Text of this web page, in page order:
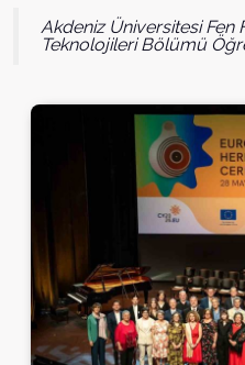
Akdeniz Üniversitesi Fen
Teknolojileri Bölümü